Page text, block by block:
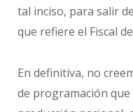
tal inciso, para salir
que refiere el Fiscal
En definitiva, no
de programación